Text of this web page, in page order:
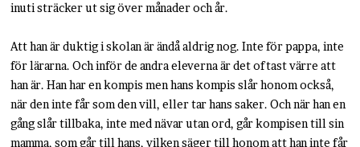
inuti sträcker ut sig över månader och år.
Att han är duktig i skolan är ändå aldrig nog. Inte för pappa, inte
för lärarna. Och inför de andra eleverna är det oftast värre att
han är. Han har en kompis men hans kompis slår honom också,
när den inte får som den vill, eller tar hans saker. Och när han en
gång slår tillbaka, inte med nävar utan ord, går kompisen till sin
mamma, som går till hans, vilken säger till honom att han inte får